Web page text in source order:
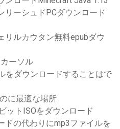
リーシュドPCダウンロード
リルカウタン無料epubダウ
ーソル
をダウンロードすることはで
に最適な場所
ットISOをダウンロード
ドの代わりにmp3ファイルを